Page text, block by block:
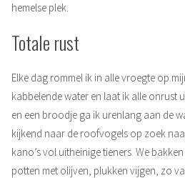
hemelse plek.
Totale rust
Elke dag rommel ik in alle vroegte op
kabbelende water en laat ik alle onrust
en een broodje ga ik urenlang aan de
kijkend naar de roofvogels op zoek
kano’s vol uitheinige tieners. We
potten met olijven, plukken vijgen, zo